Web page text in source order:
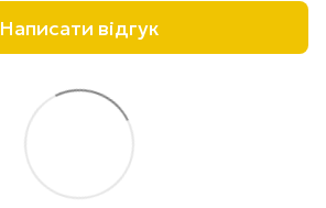
Написати відгук